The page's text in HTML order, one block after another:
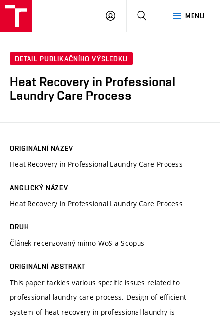
MENU
PŘIHLÁSIT
DETAIL PUBLIKAČNÍHO VÝSLEDKU
Heat Recovery in Professional
Laundry Care Process
ORIGINÁLNÍ NÁZEV
Heat Recovery in Professional Laundry Care Process
ANGLICKÝ NÁZEV
Heat Recovery in Professional Laundry Care Process
DRUH
Článek recenzovaný mimo WoS a Scopus
ORIGINÁLNÍ ABSTRAKT
This paper tackles various specific issues related to
professional laundry care process. Design of efficient
system of heat recovery in professional laundry is